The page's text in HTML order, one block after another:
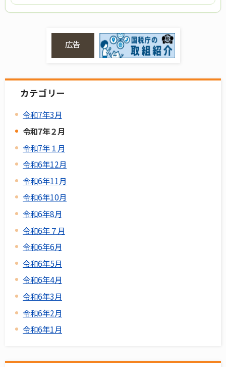
広告
カテゴリー
令和7年3月
令和7年２月
令和7年１月
令和6年12月
令和6年11月
令和6年10月
令和6年8月
令和6年７月
令和6年6月
令和6年5月
令和6年4月
令和6年3月
令和6年2月
令和6年1月